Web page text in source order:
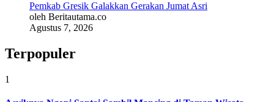
Pemkab Gresik Galakkan Gerakan Jumat Asri
oleh Beritautama.co
Agustus 7, 2026
Terpopuler
1